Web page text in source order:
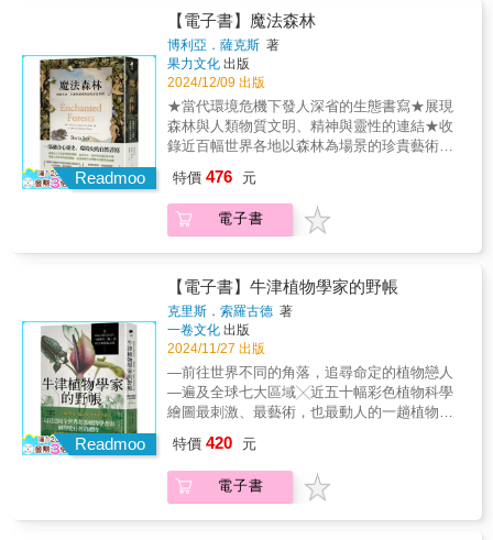
而至《紅樓夢》，著實令人佩服。如今他深入
中國古典文學家中不世出的巨擘蘇東坡，追尋
綿延相伴他人生旅途的植物，我特別喜歡《蘇
東坡顛沛流離植物記》中走筆談蘇東坡至海南
島與椰子的趣事，載之於詩，是一般談蘇東坡
時，難見那喝椰子汁、戴椰子帽的形象，原來
蘇東坡也有著如此靠近東南亞熱帶風情的人
生。學詩確乎如孔子所言：「多識於鳥獸草木
之名。」但在如今對生態如此漠然不識的後現
代，還當要搭配潘富俊之書，方能進入那些名
字背後萬千生態樣貌，以及與鳥獸草木相伴詩
人的活潑世界。──解昆樺（中興大學中文系副
他也收集各種研究資料、採訪學術或專業人
士，試著用不同的觀點向我們解釋，無論是長
壽基因、生長機制，或是碳儲存量、植物群落
基因多樣性，古樹所能給予的貢獻，遠超乎我
們想像。本書共分十章，每章都猶如一段時光
旅行，娓娓道出古樹萌芽的故事，以及同時期
的人類歷史進程，接著續談古樹當今的處境與
未來面臨的挑戰。本書知識含量豐富，文字充
滿省思，而作者年近八十的歲數，更讓文字展
寫特色的佳作。◆◆◆美國國家公園之父約
翰．繆爾曾說過：「要了解宇宙，最容易的方
法就是進入一座荒野中的森林。」
實的野外筆記：記錄花期與生長環境條件，包
括乾濕、光線和海拔，以及果莢、種子的形狀
與傳播方式。探討影響開花的因素。 多年賞蘭
心得：分享新種及新紀錄種的發現與發表過
程，並穿插分類上的想法。
出壺狀、拖鞋、蜜蜂、蜘蛛、捲曲緞帶、鴨子
輪廓等等奇幻外觀，受到許多人喜愛。 蘭花分
布廣泛，從赤道到北極圈，熱帶雨林到寒帶針
葉林，潮濕的海岸到乾燥的高山草原，甚至冰
川邊緣都可見。台灣的植被自然分化成熱帶、
亞熱帶、溫帶、寒帶，原生蘭（曾經）隨處可
見，如今卻面臨極大生存壓力。余勝焜將超過
25年的野外尋蘭經驗整理成書，不僅提供同好
及研究者完整的資料，也能讓更多讀者進入這
書特色 超過500種蘭花攝於生育地：大量圖片
輔以文字說明各種蘭花的重要特徵，特別針對
外觀相似者進行比較，幫助讀者辨識。 完整翔
實的野外筆記：記錄花期與生長環境條件，包
括乾濕、光線和海拔，以及果莢、種子的形狀
與傳播方式。探討影響開花的因素。 多年賞蘭
心得：分享新種及新紀錄種的發現與發表過
程，並穿插分類上的想法。
Readmoo
【電子書】魔法森林
博利亞．薩克斯 著
果力文化 出版
2024/12/09 出版
★當代環境危機下發人深省的生態書寫★展現
森林與人類物質文明、精神與靈性的連結★收
錄近百幅世界各地以森林為場景的珍貴藝術、
新召喚森林的靈性與力量森林是大自然最豐饒
的饋贈也是存在、故事與意義的集中地一部融
合心靈史、環境史的自然書寫穿越滿溢魔法的
薩克斯 (Boria Sax) 年少時從祖父母那裡繼承了
位於紐約州的一片森林。接下來的近半世紀，
他與所有存在於林中的生命建立了親密聯繫，
透過從未間斷的觀察、採集與書寫，編織成這
本以森林作為心靈場景的自然之書。他理解
到，森林不能只用生態或科學角度來理解——
「森林」一詞本身就具有詩性，如同一個巨大
的語言和經驗之巢。森林是人類學、文學、藝
術的重要母題和原始場景之一。森林是超越時
宙。本書以48個主題，帶領讀者穿越滿溢魔法
的森林，飽覽森林構築的想像世界：——希臘
人曾保留數以百計的神聖小樹林作為眾神的居
特價 476 元
電子書
Readmoo
【電子書】牛津植物學家的野帳
克里斯．索羅古德 著
一卷文化 出版
2024/11/27 出版
—前往世界不同的角落，追尋命定的植物戀人
—遍及全球七大區域╳近五十幅彩色植物科學
繪圖最刺激、最藝術，也最動人的一趟植物冒
驚險躲過火山爆發與颱風亂流——這不是在拍
好萊塢電影，而是本書作者索羅古德的植物學
家日常，搭配栩栩如生的手繪植物，構成我們
特價 420 元
電子書